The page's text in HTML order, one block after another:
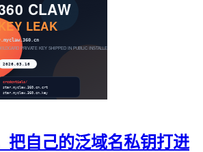
把自己的泛域名私钥打进